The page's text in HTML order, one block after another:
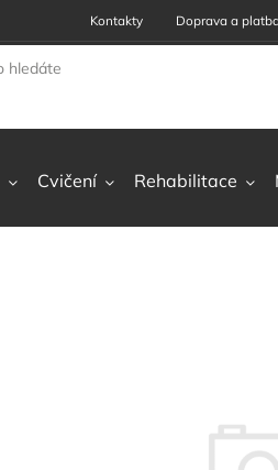
Kontakty Doprava a
Cvičení Rehabilitace